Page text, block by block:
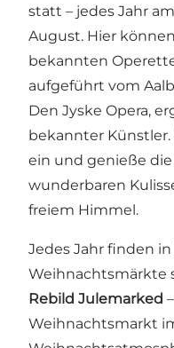
statt – jedes Jahr
August. Hier
bekannten
aufgeführt vom
Den Jyske Opera,
bekannter
ein und genieße
wunderbaren
freiem Himmel.
Jedes Jahr finden
Weihnachtsmärkte
Rebild Julemarked
Weihnachtsmarkt